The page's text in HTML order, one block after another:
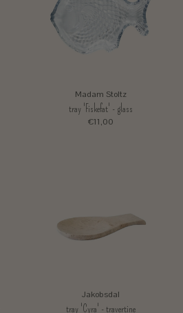
Madam Stoltz
tray 'Fiskefat' - glass
€11,00
Jakobsdal
tray 'Cyra' - travertine